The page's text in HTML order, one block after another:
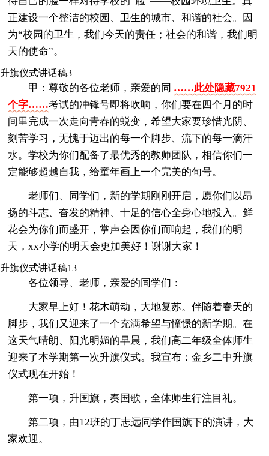
正建设一个整洁的校园、卫生的城市、和谐的社会。因
为“校园的卫生，我们今天的责任；社会的和谐，我们明
天的使命”。
升旗仪式讲话稿3
甲：尊敬的各位老师，亲爱的同 ……此处隐藏7921
个字……考试的冲锋号即将吹响，你们要在四个月的时
间里完成一次走向青春的蜕变，希望大家要珍惜光阴、
刻苦学习，无愧于迈出的每一个脚步、流下的每一滴汗
水。学校为你们配备了最优秀的教师团队，相信你们一
定能够超越自我，给童年画上一个完美的句号。
老师们、同学们，新的学期刚刚开启，愿你们以昂
扬的斗志、奋发的精神、十足的信心全身心地投入。鲜
花会为你们而盛开，掌声会因你们而响起，我们的明
天，xx小学的明天会更加美好！谢谢大家！
升旗仪式讲话稿13
各位领导、老师，亲爱的同学们：
大家早上好！花木萌动，大地复苏。伴随着春天的
脚步，我们又迎来了一个充满希望与憧憬的新学期。在
这天气晴朗、阳光明媚的早晨，我们高二年级全体师生
迎来了本学期第一次升旗仪式。我宣布：金乡二中升旗
仪式现在开始！
第一项，升国旗，奏国歌，全体师生行注目礼。
第二项，由12班的丁志远同学作国旗下的演讲，大
家欢迎。